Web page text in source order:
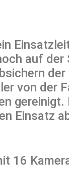
auf
von der
Einsatz
16